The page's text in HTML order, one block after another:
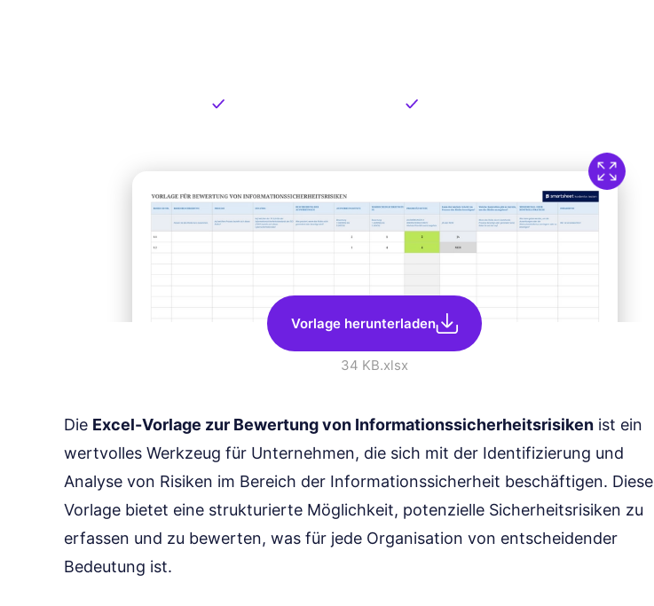
Vorlage herunterladen
34 KB.xlsx
Die Excel-Vorlage zur Bewertung von Informationssicherheitsrisiken ist ein
wertvolles Werkzeug für Unternehmen, die sich mit der Identifizierung und
Analyse von Risiken im Bereich der Informationssicherheit beschäftigen. Diese
Vorlage bietet eine strukturierte Möglichkeit, potenzielle Sicherheitsrisiken zu
erfassen und zu bewerten, was für jede Organisation von entscheidender
Bedeutung ist.